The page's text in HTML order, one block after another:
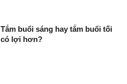
Tắm buổi sáng hay tắm buổi tối
có lợi hơn?